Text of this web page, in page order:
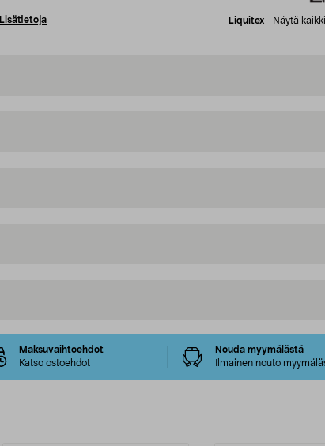
Lisätietoja Liquitex - Näytä
Maksuvaihtoehdot
Katso ostoehdot
Nouda myymälästä
Ilmainen nouto